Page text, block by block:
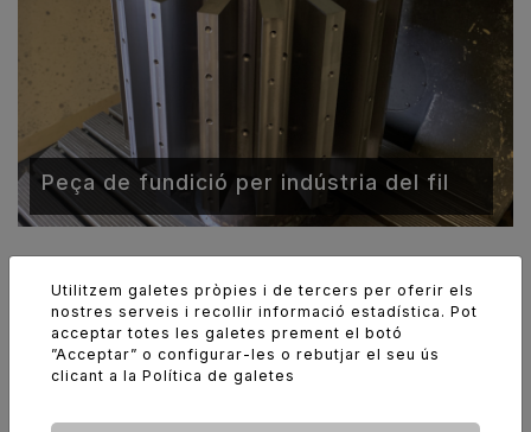
Peça de fundició per indústria del fil
Utilitzem galetes pròpies i de tercers per oferir els
nostres serveis i recollir informació estadística. Pot
acceptar totes les galetes prement el botó
”Acceptar” o configurar-les o rebutjar el seu ús
clicant a la Política de galetes